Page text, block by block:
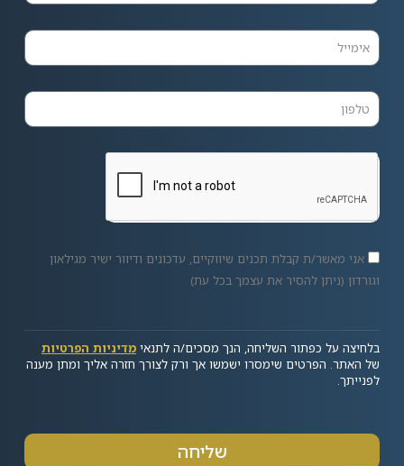
אני מאשר/ת קבלת תכנים שיווקיים, עדכונים ודיוור ישיר מגילאון
וגורדון (ניתן להסיר את עצמך בכל עת)
בלחיצה על כפתור השליחה, הנך מסכים/ה לתנאי מדיניות הפרטיות
של האתר. הפרטים שימסרו ישמשו אך ורק לצורך חזרה אליך ומתן מענה
לפנייתך.
שליחה